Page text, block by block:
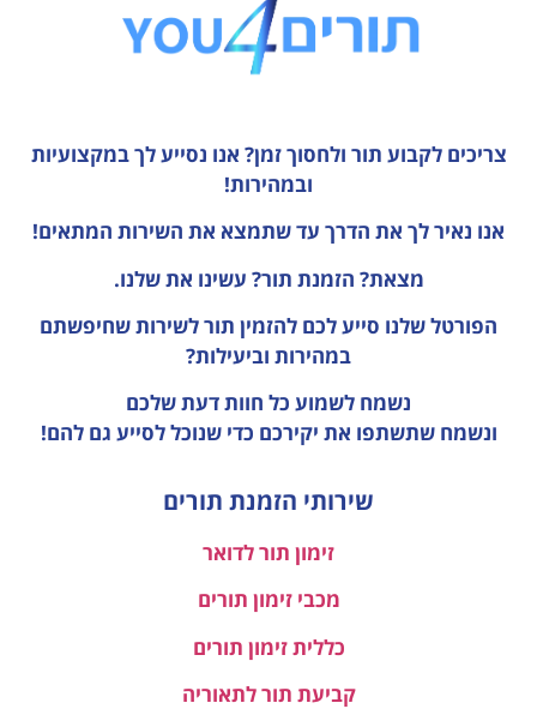
צריכים לקבוע תור ולחסוך זמן? אנו נסייע לך במקצועיות
ובמהירות!
אנו נאיר לך את הדרך עד שתמצא את השירות המתאים!
מצאת? הזמנת תור? עשינו את שלנו.
הפורטל שלנו סייע לכם להזמין תור לשירות שחיפשתם
במהירות וביעילות?
נשמח לשמוע כל חוות דעתשלכם
ונשמח שתשתפו את יקירכם כדי שנוכל לסייע גם להם!
שירותי הזמנת תורים
זימון תור לדואר
מכבי זימון תורים
כללית זימון תורים
קביעת תור לתאוריה